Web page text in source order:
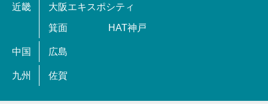
近畿 大阪エキスポシティ
箕面 HAT神戸
中国 広島
九州 佐賀